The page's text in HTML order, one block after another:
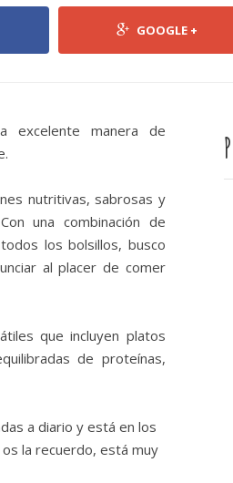
GOOGLE +
excelente manera de
nutritivas, sabrosas y
una combinación de
los bolsillos, busco
al placer de comer
que incluyen platos
de proteínas,
a diario y está en los
la recuerdo, está muy